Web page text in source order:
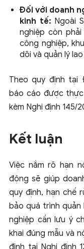
Đối với doanh
kinh tế: Ngoài
nghiệp còn
công nghiệp,
dõi và quản lý
Theo quy định tại
báo cáo được thực
kèm Nghị định 145/
Kết luận
Việc nắm rõ hạn
động sẽ giúp
quy định, hạn chế
bảo quá trình quản
nghiệp cần lưu ý
khai đúng mẫu và